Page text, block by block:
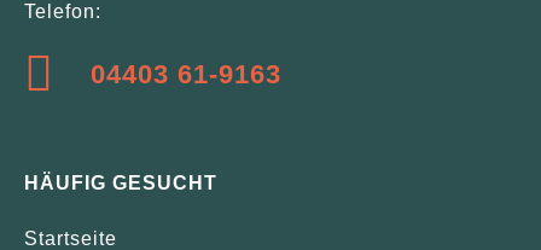
Telefon:
04403 61-9163
HÄUFIG GESUCHT
Startseite